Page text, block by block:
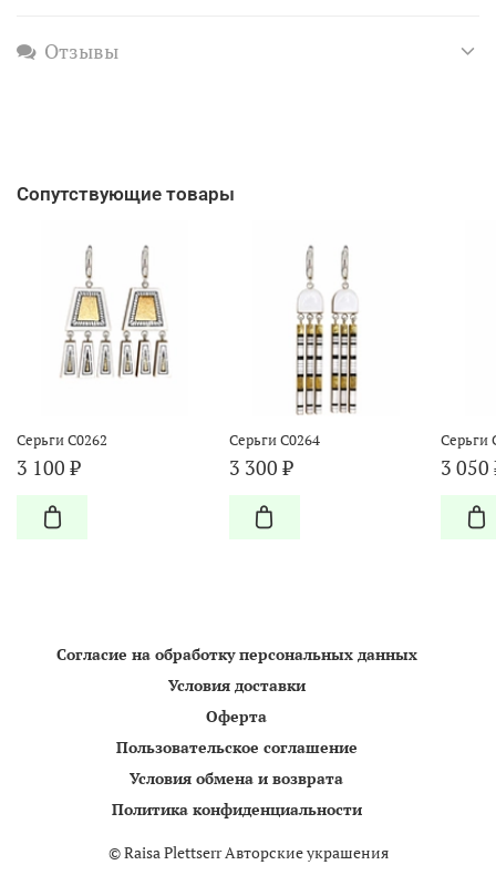
Отзывы
Сопутствующие товары
Серьги С0262
3 100 ₽
Серьги С0264
3 300 ₽
Серьги
3 050
Согласие на обработку персональных данных
Условия доставки
Оферта
Пользовательское соглашение
Условия обмена и возврата
Политика конфиденциальности
©Raisa Plettserr Авторские украшения